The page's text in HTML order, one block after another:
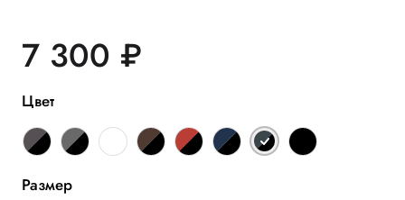
7 300 ₽
Цвет
Размер